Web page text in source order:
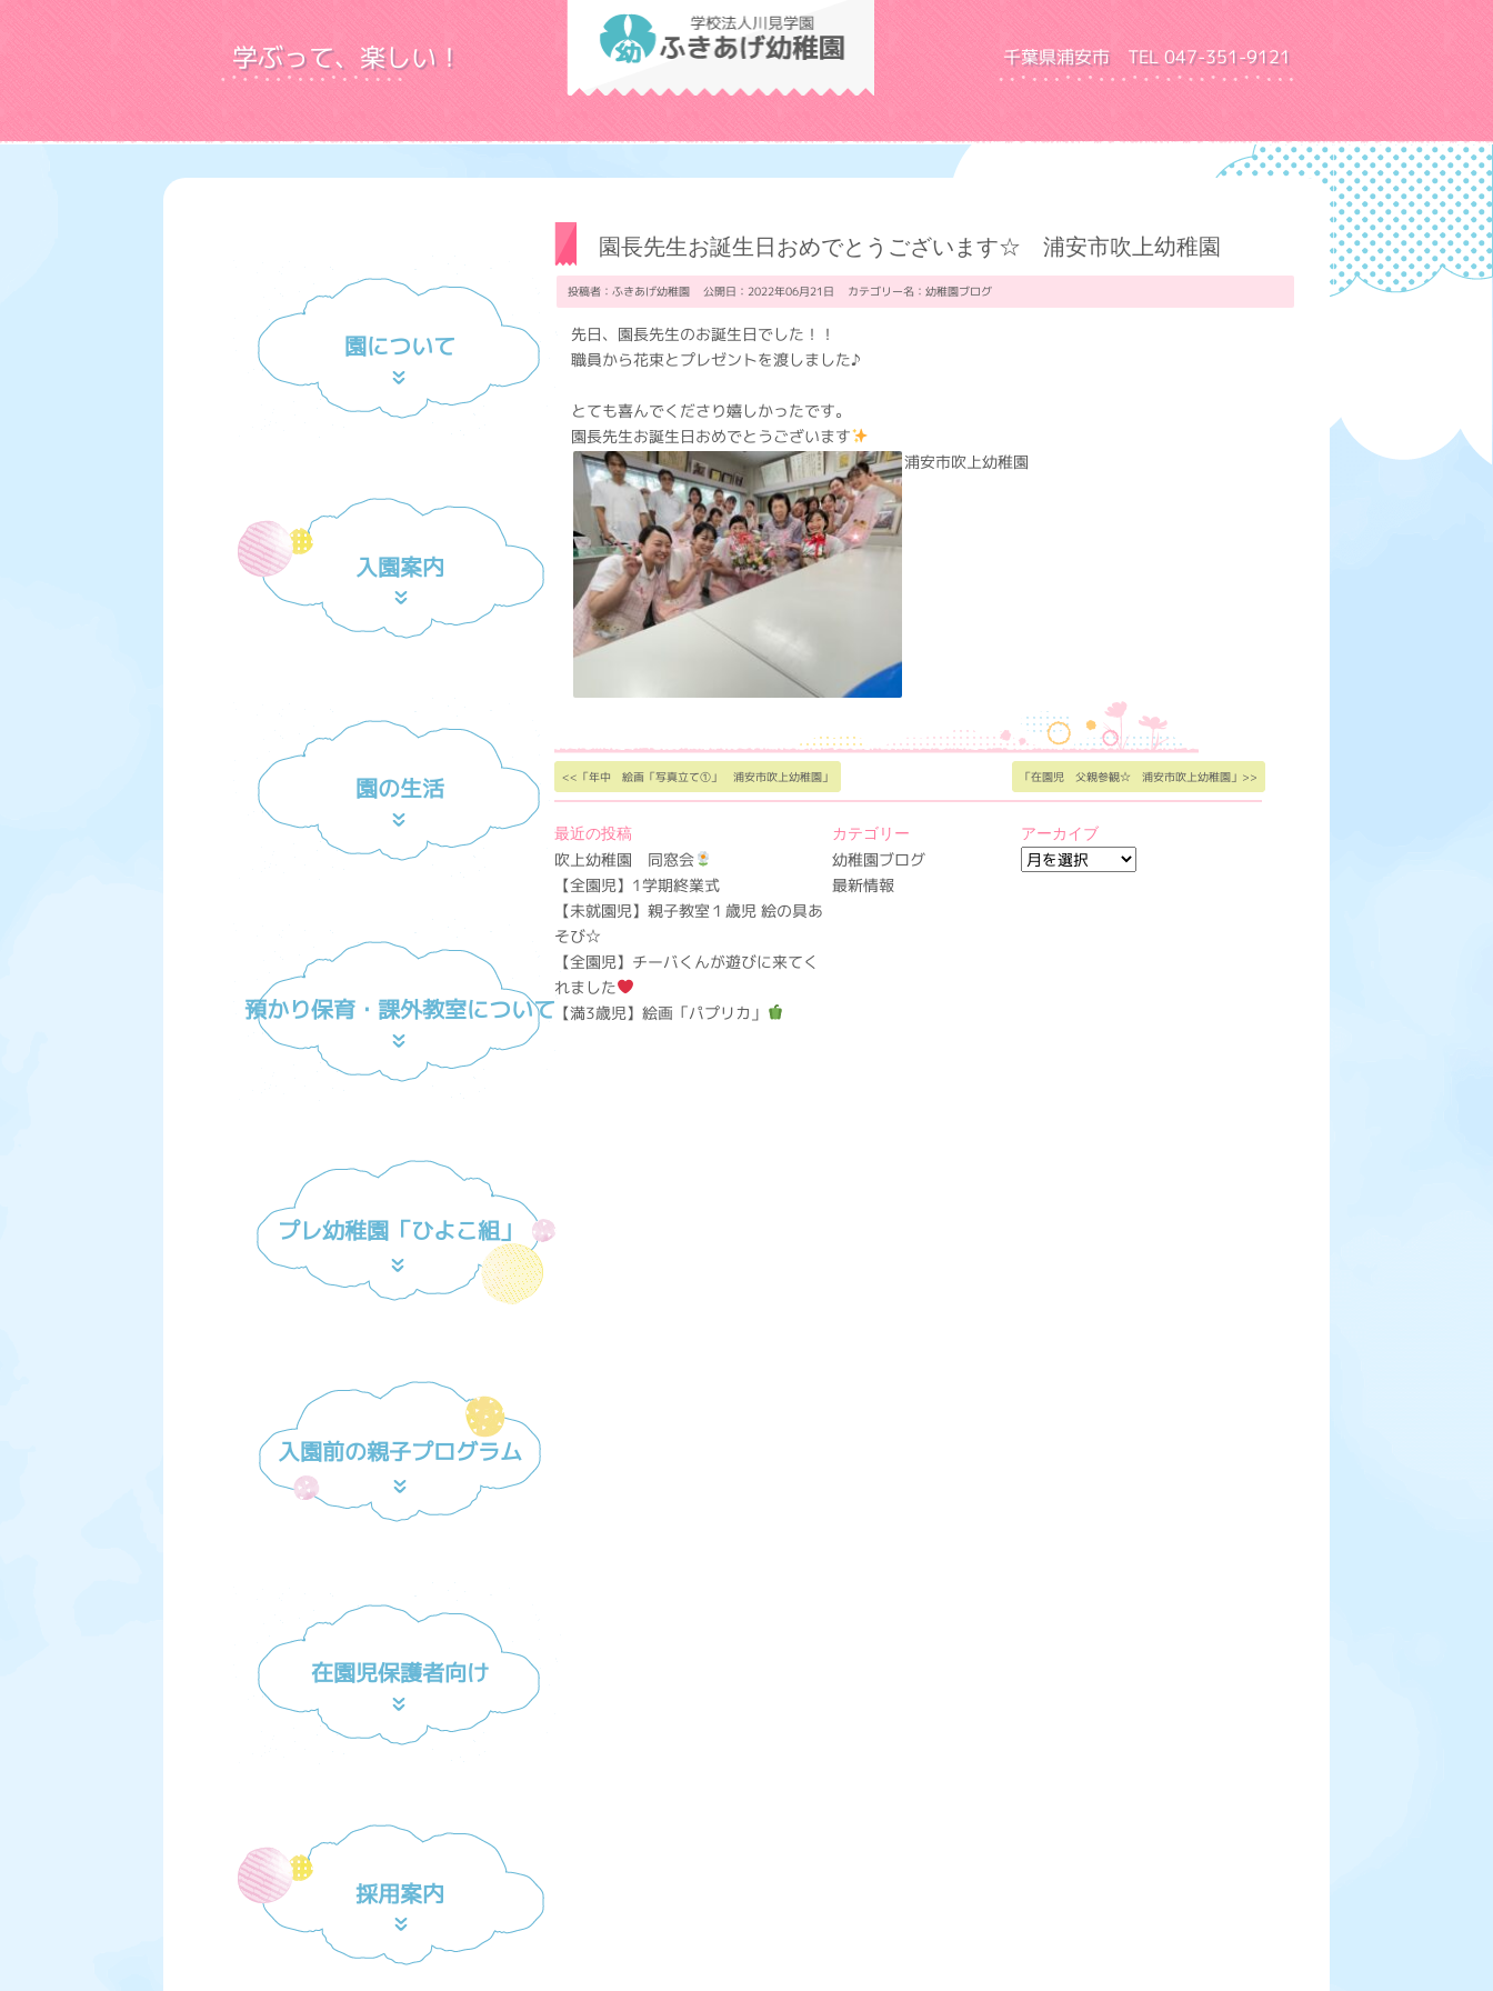
学ぶって、楽しい！
学校法人川見学園 ふきあげ幼稚園
千葉県浦安市 TEL 047-351-9121
園について
入園案内
園の生活
預かり保育・課外教室について
プレ幼稚園「ひよこ組」
入園前の親子プログラム
在園児保護者向け
採用案内
園長先生お誕生日おめでとうございます☆ 浦安市吹上幼稚園
投稿者：ふきあげ幼稚園 公開日：2022年06月21日 カテゴリー名： 幼稚園ブログ
先日、園長先生のお誕生日でした！！
職員から花束とプレゼントを渡しました♪
とても喜んでくださり嬉しかったです。
園長先生お誕生日おめでとうございます
浦安市吹上幼稚園
<<「年中 絵画「写真立て①」 浦安市吹上幼稚園」 「在園児 父親参観☆ 浦安市吹上幼稚園」>>
最近の投稿
吹上幼稚園 同窓会
【全園児】1学期終業式
【未就園児】親子教室１歳児 絵の具あ
そび☆
【全園児】チーバくんが遊びに来てく
れました
【満3歳児】絵画「パプリカ」
カテゴリー
幼稚園ブログ
最新情報
アーカイブ
ア